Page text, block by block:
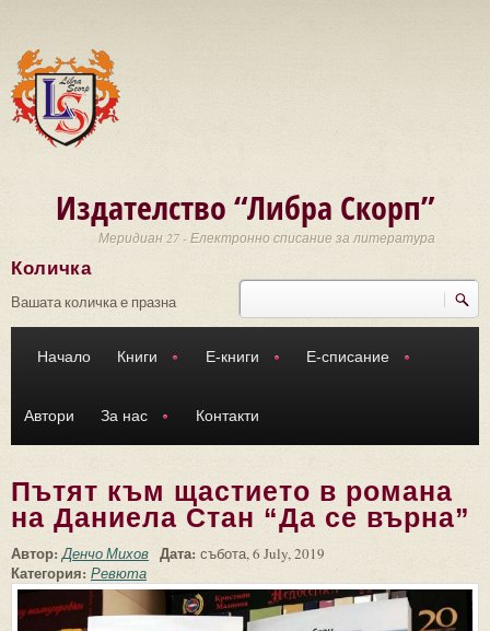
Издателство “Либра Скорп”
Меридиан 27 - Електронно списание за литература
Търси
Количка
Вашата количка е празна
Начало Книги Е-книги Е-списание
Автори За нас Контакти
Пътят към щастието в романа
на Даниела Стан “Да се върна”
Автор:Денчо Михов Дата: събота, 6 July, 2019
Категория: Ревюта